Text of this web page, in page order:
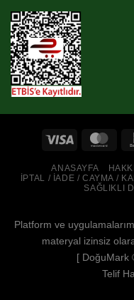
ANASAYFA
İPTAL / İADE / CAYMA /
SAĞLIKLI
Platform ve
materyal izinsiz
[ DoğuMark
Telif